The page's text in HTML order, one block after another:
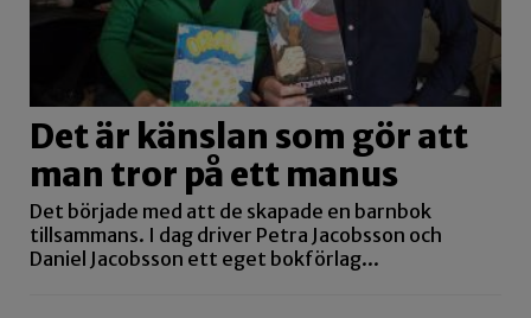
Det är känslan som gör att
man tror på ett manus
Det började med att de skapade en barnbok
tillsammans. I dag driver Petra Jacobsson och
Daniel Jacobsson ett eget bokförlag...